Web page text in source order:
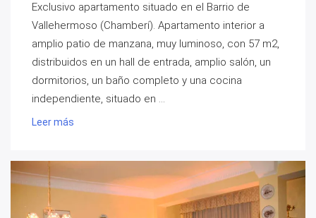
Exclusivo apartamento situado en el Barrio de
Vallehermoso (Chamberí). Apartamento interior a
amplio patio de manzana, muy luminoso, con 57 m2,
distribuidos en un hall de entrada, amplio salón, un
dormitorios, un baño completo y una cocina
independiente, situado en ...
Leer más